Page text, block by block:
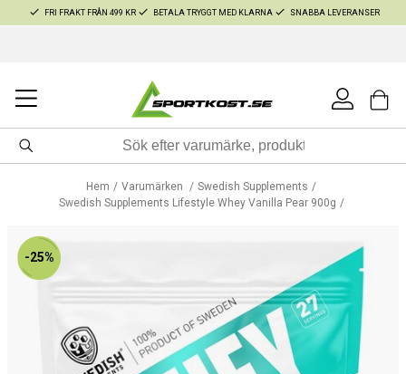
FRI FRAKT FRÅN 499 KR BETALA TRYGGT MED KLARNA SNABBA LEVERANSER
Hem Varumärken
Swedish Supplements
Swedish Supplements Lifestyle Whey Vanilla Pear 900g
-25%